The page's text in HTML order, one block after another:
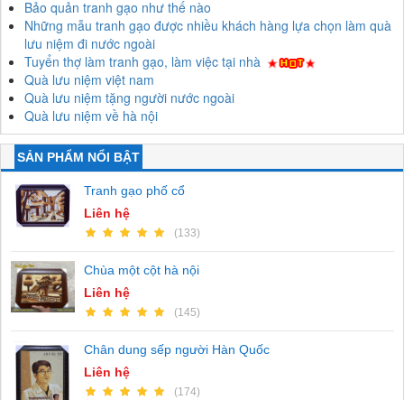
Bảo quản tranh gạo như thế nào
Những mẫu tranh gạo được nhiều khách hàng lựa chọn làm quà
lưu niệm đi nước ngoài
Tuyển thợ làm tranh gạo, làm việc tại nhà
Quà lưu niệm việt nam
Quà lưu niệm tặng người nước ngoài
Quà lưu niệm về hà nội
SẢN PHẨM NỔI BẬT
Tranh gạo phố cổ
Liên hệ
(133)
Chùa một cột hà nội
Liên hệ
(145)
Chân dung sếp người Hàn Quốc
Liên hệ
(174)